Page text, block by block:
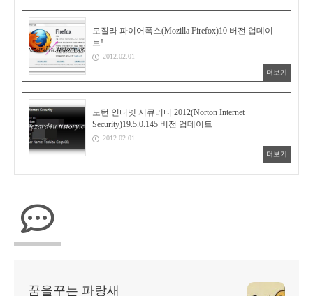
모질라 파이어폭스(Mozilla Firefox)10 버전 업데이
트!
2012.02.01
더보기
노턴 인터넷 시큐리티 2012(Norton Internet
Security)19.5.0.145 버전 업데이트
2012.02.01
더보기
꿈을꾸는 파랑새